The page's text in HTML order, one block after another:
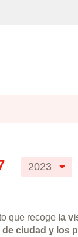
2023
que recoge la
ciudad y los